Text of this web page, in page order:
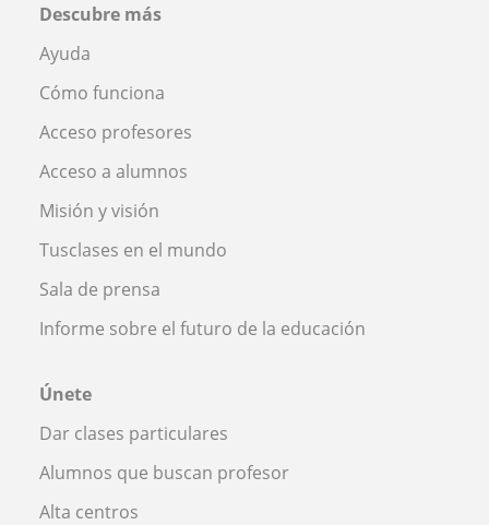
Descubre más
Ayuda
Cómo funciona
Acceso profesores
Acceso a alumnos
Misión y visión
Tusclases en el mundo
Sala de prensa
Informe sobre el futuro de la educación
Únete
Dar clases particulares
Alumnos que buscan profesor
Alta centros